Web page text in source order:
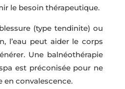
le besoin thérapeutique.
(type tendinite) ou
l’eau peut aider le corps
Une balnéothérapie
est préconisée pour ne
en convalescence.